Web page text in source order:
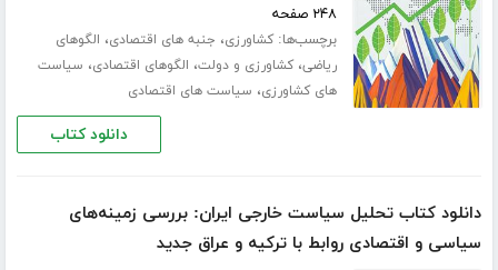
۲۴۸ صفحه
برچسب‌ها:کشاورزی، جنبه های اقتصادی، الگوهای
ریاضی،کشاورزی و دولت، الگوهای اقتصادی، سیاست
های کشاورزی، سیاست های اقتصادی
دانلود کتاب
دانلود کتاب تحلیل سیاست خارجی ایران: بررسی زمینه‌های
سیاسی و اقتصادی روابط با ترکیه و عراق جدید